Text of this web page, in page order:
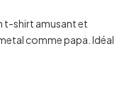
t-shirt amusant et
comme papa. Idéal